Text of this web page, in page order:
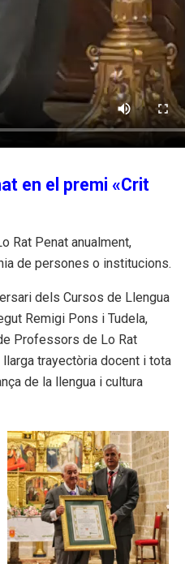
en el premi «Crit
Rat Penat anualment,
de persones o institucions.
dels Cursos de Llengua
Remigi Pons i Tudela,
Professors de Lo Rat
trayectòria docent i tota
de la llengua i cultura